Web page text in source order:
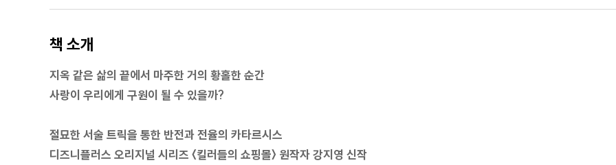
책 소개
지옥 같은 삶의 끝에서 마주한 거의 황홀한 순간
사랑이 우리에게 구원이 될 수 있을까?
절묘한 서술 트릭을 통한 반전과 전율의 카타르시스
디즈니플러스 오리지널 시리즈 〈킬러들의 쇼핑몰〉 원작자 강지영 신작